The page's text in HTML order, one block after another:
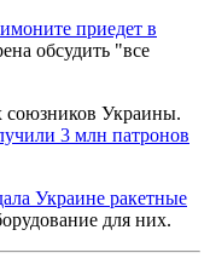
приедет в
обсудить "все
союзников Украины.
3 млн патронов
Украине ракетные
для них.